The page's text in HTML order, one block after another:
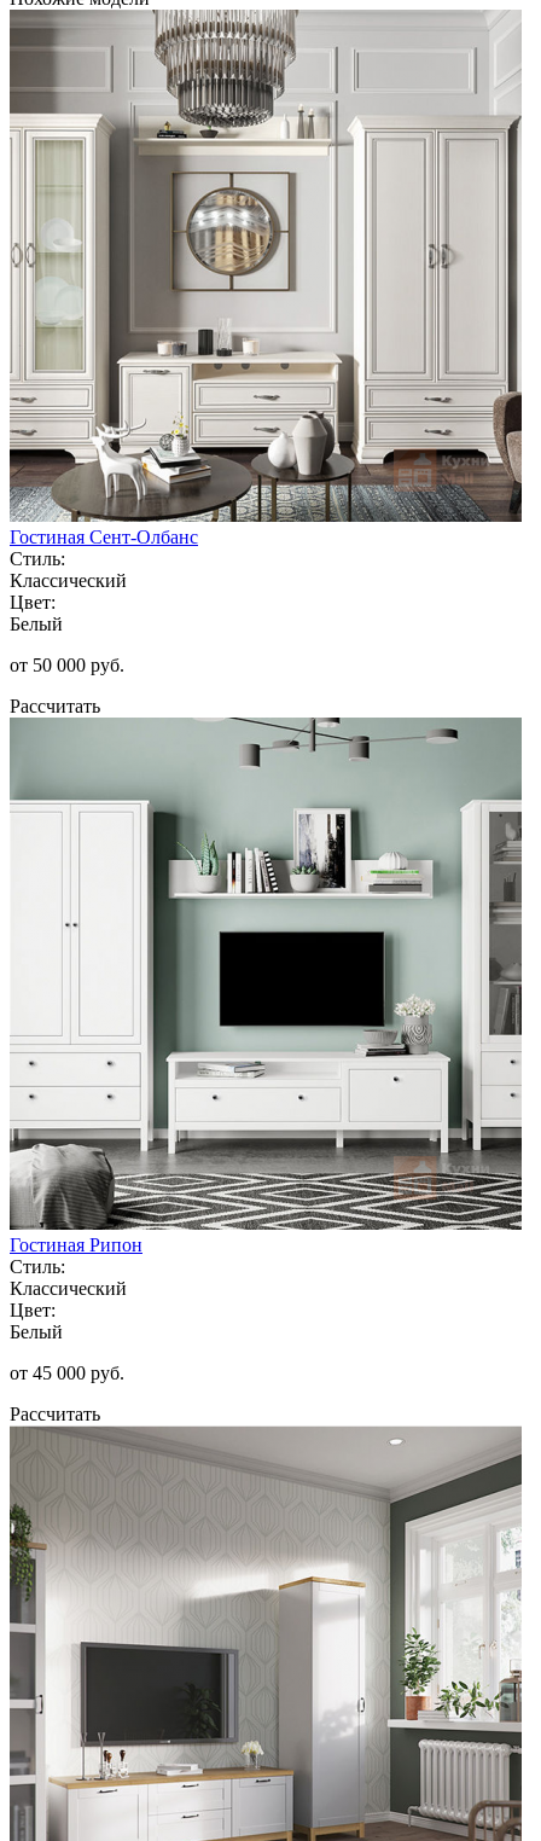
Гостиная Сент-Олбанс
Стиль:
Классический
Цвет:
Белый
от 50 000 руб.
Рассчитать
Гостиная Рипон
Стиль:
Классический
Цвет:
Белый
от 45 000 руб.
Рассчитать